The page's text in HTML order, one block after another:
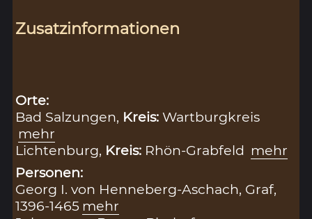
Zusatzinformationen
Orte:
Bad Salzungen, Kreis:Wartburgkreis
mehr
Lichtenburg, Kreis: Rhön-Grabfeld mehr
Personen:
Georg I. von Henneberg-Aschach, Graf,
1396-1465 mehr